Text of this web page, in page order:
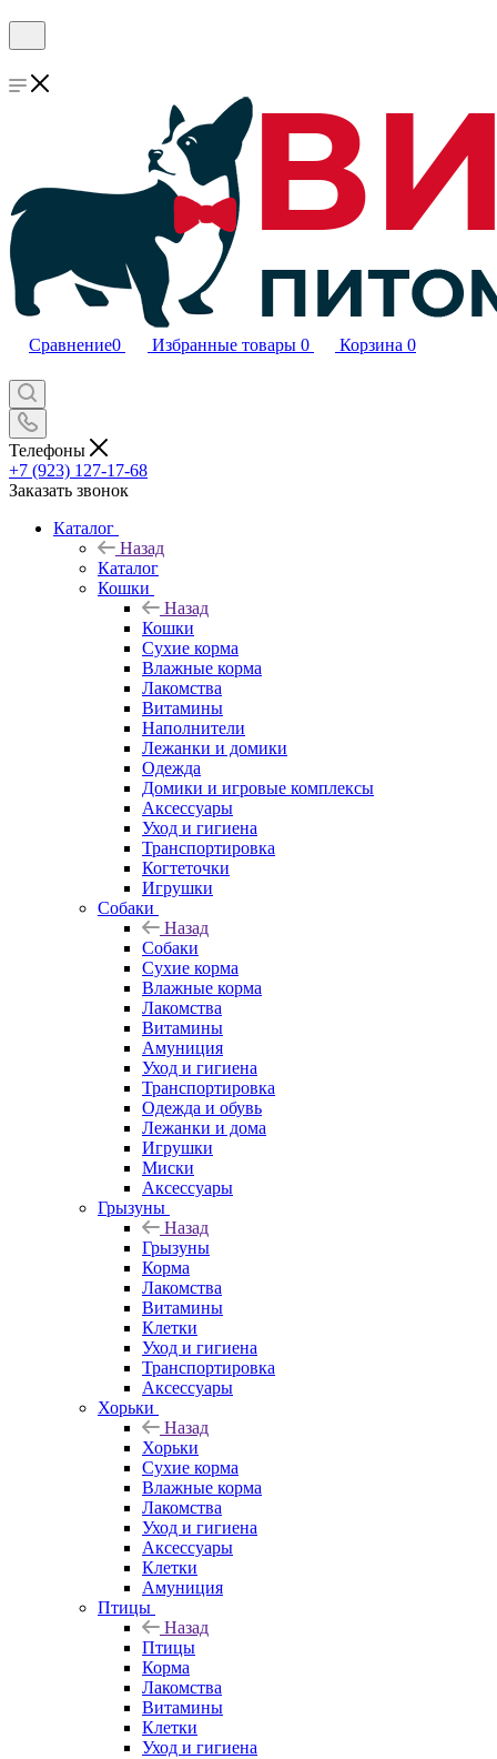
Сравнение0 Избранные товары 0 Корзина 0
Телефоны
+7 (923) 127-17-68
Заказать звонок
Каталог
Назад
Каталог
Кошки
Назад
Кошки
Сухие корма
Влажные корма
Лакомства
Витамины
Наполнители
Лежанки и домики
Одежда
Домики и игровые комплексы
Аксессуары
Уход и гигиена
Транспортировка
Когтеточки
Игрушки
Собаки
Назад
Собаки
Сухие корма
Влажные корма
Лакомства
Витамины
Амуниция
Уход и гигиена
Транспортировка
Одежда и обувь
Лежанки и дома
Игрушки
Миски
Аксессуары
Грызуны
Назад
Грызуны
Корма
Лакомства
Витамины
Клетки
Уход и гигиена
Транспортировка
Аксессуары
Хорьки
Назад
Хорьки
Сухие корма
Влажные корма
Лакомства
Уход и гигиена
Аксессуары
Клетки
Амуниция
Птицы
Назад
Птицы
Корма
Лакомства
Витамины
Клетки
Уход и гигиена